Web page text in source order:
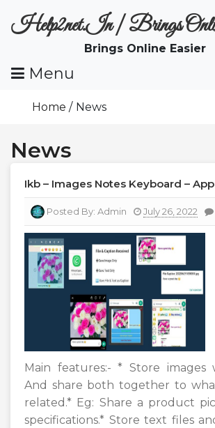
ToHelp2net.in | Brings
Brings Online Easier
Menu
Home News
News
Ikb – Images Notes Keyboard –
Posted By: Admin July 26, 2022
Main features:- * Store images
And share both together to
related.* Eg: Share a product
specifications.* Store text files